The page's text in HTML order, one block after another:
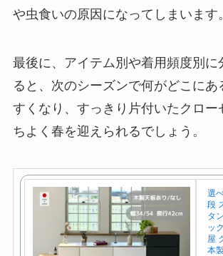
や虫食いの原因になってしまいます。
最後に、アイテム別や着用頻度別に
ると、次のシーズンで何がどこにあ
すくなり、すっきり片付いたクロー
ちよく春を迎えられるでしょう。
選
段
タ
ッ
屋
本